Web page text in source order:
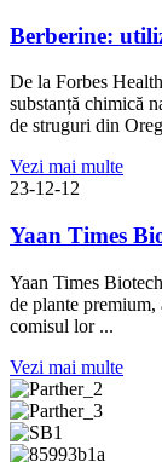
Berberine:
De la Forbes
substanță chimică
de struguri din
Vezi mai multe
23-12-12
Yaan Times
Yaan Times
de plante
comisul lor ...
Vezi mai multe